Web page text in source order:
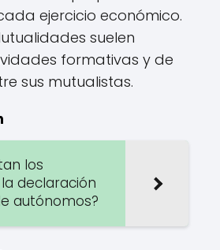
ejercicio económico.
suelen
formativas y de
sus mutualistas.
los
declaración
autónomos?